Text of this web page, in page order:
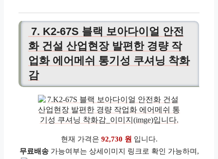
7. K2-67S 블랙 보아다이얼 안전
화 건설 산업현장 발편한 경량 작
업화 에어메쉬 통기성 쿠셔닝 착화
감
현재 가격은 92,730 원 입니다.
무료배송가능여부는 상세이미지 링크로 확인 가능하며,